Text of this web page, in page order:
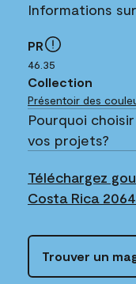
Informations
PR
46.35
Collection
Présentoir des
Pourquoi
vos projets?
Téléchargez
Costa Rica
Trouver un